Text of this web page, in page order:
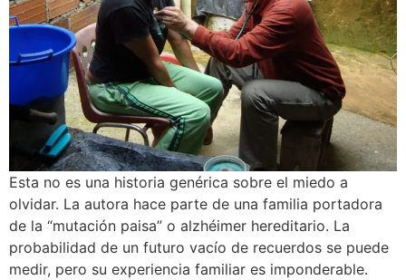
Esta no es una historia genérica sobre el miedo a
olvidar. La autora hace parte de una familia portadora
de la “mutación paisa” o alzhéimer hereditario. La
probabilidad de un futuro vacío de recuerdos se puede
medir, pero su experiencia familiar es imponderable.